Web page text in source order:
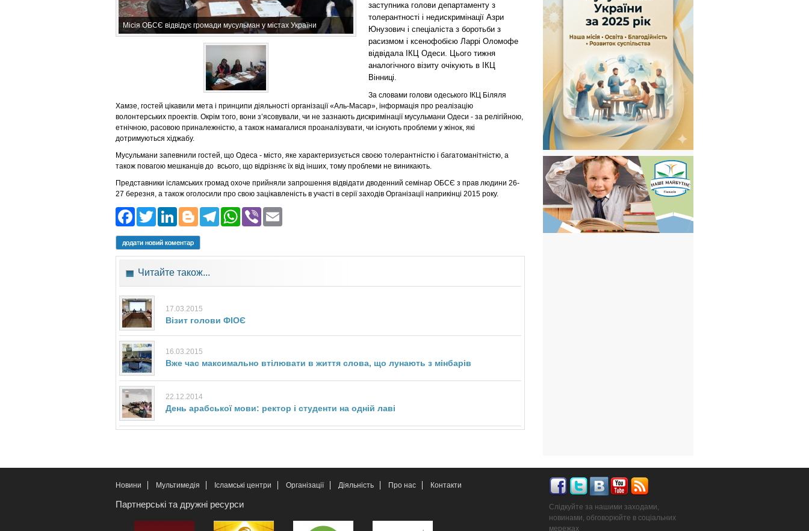
Місія ОБСЄ відвідує громади мусульман у містах України
заступника голови департаменту з
толерантності і недискримінації Азри
Юнузович і спеціаліста з боротьби з
расизмом і ксенофобією Ларрі Оломофе
відвідала ІКЦ Одеси. Цього тижня
аналогічного візиту очікують в ІКЦ
Вінниці.
За словами голови одеського ІКЦ Біляля
Хамзе, гостей цікавили мета і принципи діяльності організації «Аль-Масар», інформація про реалізацію
волонтерських проектів. Окрім того, вони з’ясовували, чи не зазнають дискримінації мусульмани Одеси - за релігійною,
етнічною, расовою приналежністю, а також намагалися проаналізувати, чи існують проблеми у жінок, які
дотримуються хіджабу.
Мусульмани запевнили гостей, що Одеса - місто, яке характеризується своєю толерантністю і багатоманітністю, а
також повагою мешканців до всього, що відрізняє їх від інших, тому проблеми не виникають.
Представники ісламських громад охоче прийняли запрошення відвідати дводенний семінар ОБСЄ з прав людини 26-
27 березня, а також оголосили про свою зацікавленість в участі в серії заходів Організації наприкінці 2015 року.
Facebook
Twitter
LinkedIn
Blogger
Telegram
WhatsApp
Viber
додати новий коментар
Читайте також...
17.03.2015
Візит голови ФІОЄ
16.03.2015
Вже час максимально втілювати в життя слова, що лунають з мінбарів
22.12.2014
День арабської мови: ректор і студенти на одній лаві
Слідкуйте за нашими заходами,
новинами, обговорюйте в соціальних
мережах
Новини Мультимедія Ісламські центри Організації Діяльність Про нас Контакти
Партнерські та дружні ресурси